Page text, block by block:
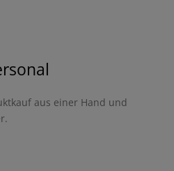
aus einer Hand und